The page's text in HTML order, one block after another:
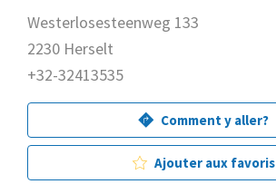
Westerlosesteenweg 133
2230 Herselt
+32-32413535
Comment y aller?
Ajouter aux favoris